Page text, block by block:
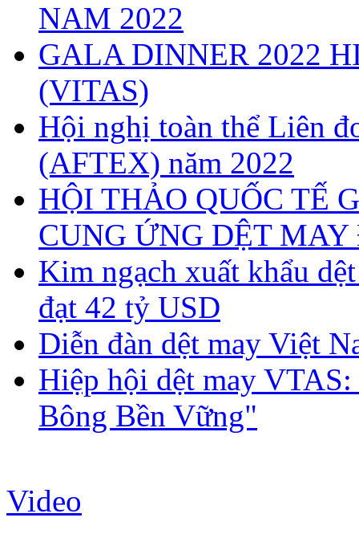
NAM 2022
GALA DINNER 2022
(VITAS)
Hội nghị toàn thể Liên
(AFTEX) năm 2022
HỘI THẢO QUỐC TẾ
CUNG ỨNG DỆT
Kim ngạch xuất khẩu
đạt 42 tỷ USD
Diễn đàn dệt may Việt
Hiệp hội dệt may
Bông Bền Vững"
Video